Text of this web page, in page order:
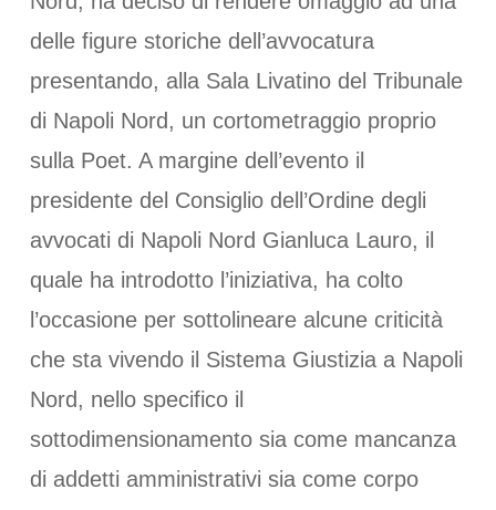
delle figure storiche dell’avvocatura
presentando, alla Sala Livatino del Tribunale
di Napoli Nord, un cortometraggio proprio
sulla Poet. A margine dell’evento il
presidente del Consiglio dell’Ordine degli
avvocati di Napoli Nord Gianluca Lauro, il
quale ha introdotto l’iniziativa, ha colto
l’occasione per sottolineare alcune criticità
che sta vivendo il Sistema Giustizia a Napoli
Nord, nello specifico il
sottodimensionamento sia come mancanza
di addetti amministrativi sia come corpo